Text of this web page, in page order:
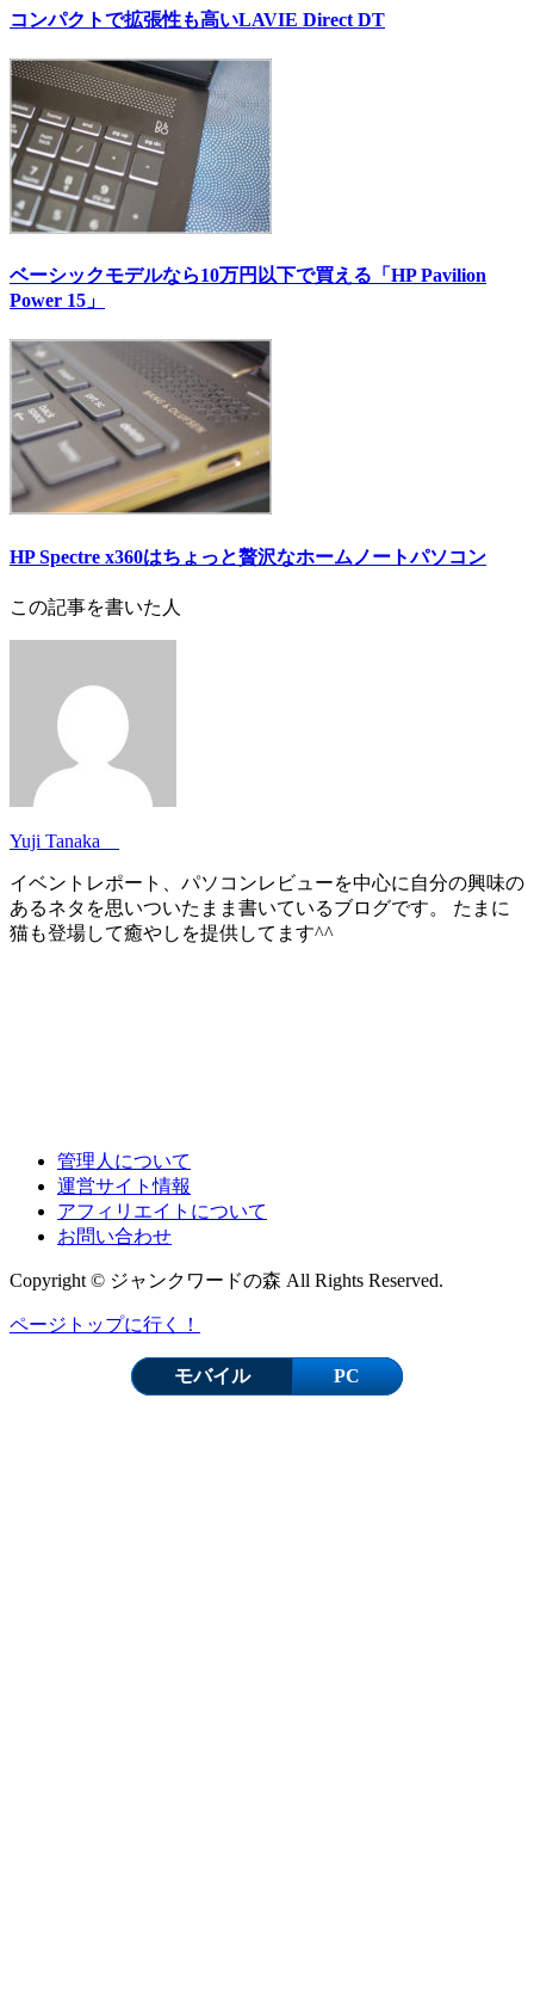
コンパクトで拡張性も高いLAVIE Direct DT
ベーシックモデルなら10万円以下で買える「HP Pavilion
Power 15」
HP Spectre x360はちょっと贅沢なホームノートパソコン
この記事を書いた人
Yuji Tanaka
イベントレポート、パソコンレビューを中心に自分の興味の
あるネタを思いついたまま書いているブログです。 たまに
猫も登場して癒やしを提供してます^^
管理人について
運営サイト情報
アフィリエイトについて
お問い合わせ
Copyright © ジャンクワードの森 All Rights Reserved.
ページトップに行く！
モバイル PC